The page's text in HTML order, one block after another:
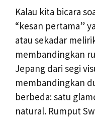
Kalau kita bicara
“kesan pertama”
atau sekadar
membandingkan
Jepang dari segi
membandingkan
berbeda: satu
natural. Rumput